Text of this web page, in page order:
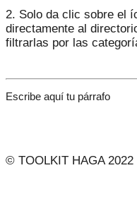
2. Solo da clic sobre el
directamente al
filtrarlas por las
Escribe aquí tu párrafo
© TOOLKIT HAGA 2022